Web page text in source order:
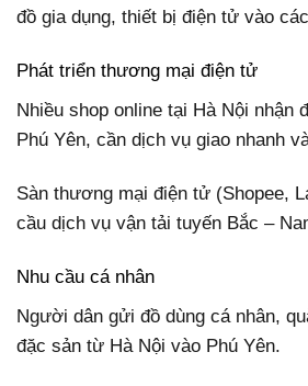
đồ gia dụng, thiết bị điện tử vào
Phát triển thương mại điện tử
Nhiều shop online tại Hà Nội nhận
Phú Yên, cần dịch vụ giao nhanh
Sàn thương mại điện tử (Shopee,
cầu dịch vụ vận tải tuyến Bắc –
Nhu cầu cá nhân
Người dân gửi đồ dùng cá nhân,
đặc sản từ Hà Nội vào Phú Yên.